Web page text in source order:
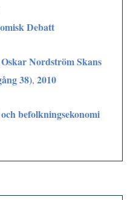
Debatt
Oskar Nordström Skans
38),2010
befolkningsekonomi